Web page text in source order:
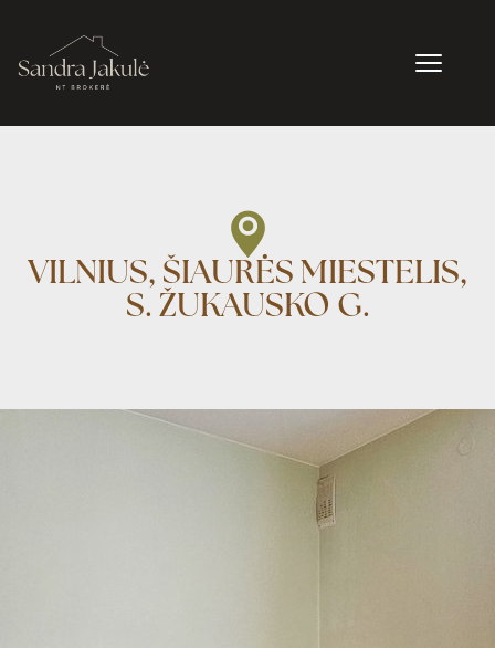
VILNIUS, ŠIAURĖS MIESTELIS,
S. ŽUKAUSKO G.